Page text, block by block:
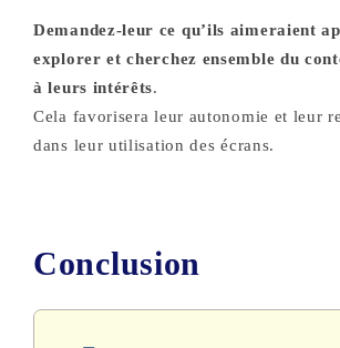
Demandez-leur ce qu’ils aimeraient
explorer et cherchez ensemble du
à leurs intérêts.
Cela favorisera leur autonomie et leur
dans leur utilisation des écrans.
Conclusion